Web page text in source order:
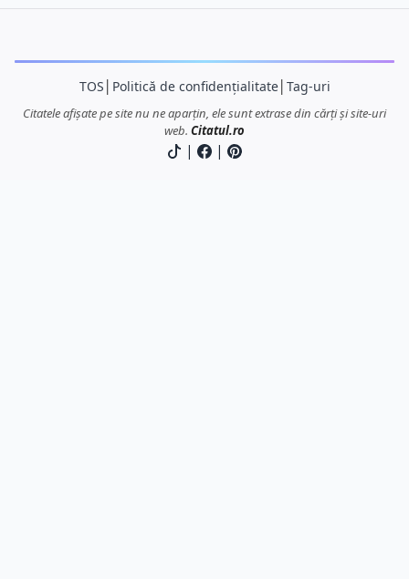
TOS Politică de confidențialitate│ Tag-uri
Citatele afișate pe site nu ne aparțin, ele sunt extrase din cărți și site-uri
web. Citatul.ro
| |